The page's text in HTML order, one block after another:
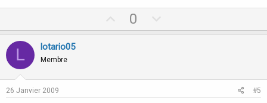
p
t
0
o
v
L lotario05
Membre
26 Janvier 2009 #5